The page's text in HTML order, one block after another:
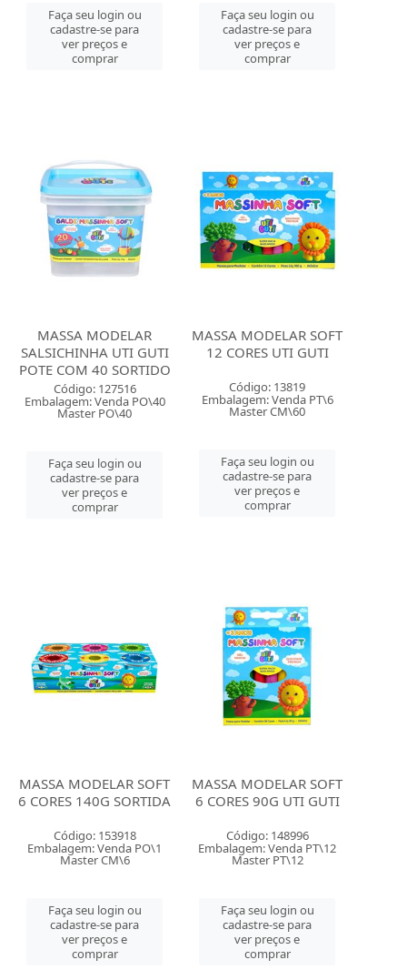
Faça seu login ou
cadastre-se para
ver preços e
comprar
Faça seu login ou
cadastre-se para
ver preços e
comprar
MASSA MODELAR
SALSICHINHA UTI GUTI
POTE COM 40 SORTIDO
Código: 127516
Embalagem: Venda PO\40
Master PO\40
Faça seu login ou
cadastre-se para
ver preços e
comprar
MASSA MODELAR SOFT
12 CORES UTI GUTI
Código: 13819
Embalagem: Venda PT\6
Master CM\60
Faça seu login ou
cadastre-se para
ver preços e
comprar
MASSA MODELAR SOFT
6 CORES 140G SORTIDA
Código: 153918
Embalagem: Venda PO\1
Master CM\6
Faça seu login ou
cadastre-se para
ver preços e
comprar
MASSA MODELAR SOFT
6 CORES 90G UTI GUTI
Código: 148996
Embalagem: Venda PT\12
Master PT\12
Faça seu login ou
cadastre-se para
ver preços e
comprar